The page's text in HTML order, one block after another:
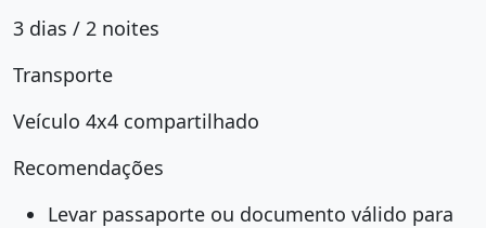
3 dias / 2 noites
Transporte
Veículo 4x4 compartilhado
Recomendações
Levar passaporte ou documento válido para